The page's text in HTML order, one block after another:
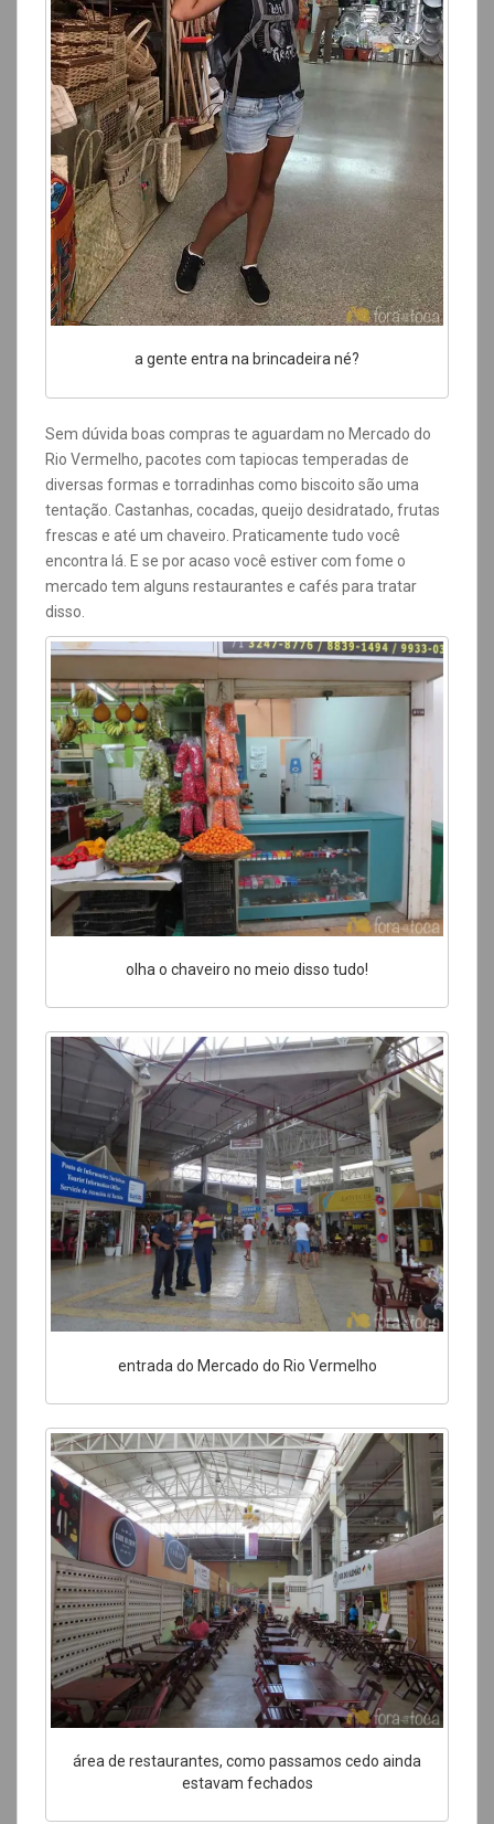
a gente entra na brincadeira né?
Sem dúvida boas compras te aguardam no Mercado do
Rio Vermelho, pacotes com tapiocas temperadas de
diversas formas e torradinhas como biscoito são uma
tentação. Castanhas, cocadas, queijo desidratado, frutas
frescas e até um chaveiro. Praticamente tudo você
encontra lá. E se por acaso você estiver com fome o
mercado tem alguns restaurantes e cafés para tratar
disso.
olha o chaveiro no meio disso tudo!
entrada do Mercado do Rio Vermelho
área de restaurantes, como passamos cedo ainda
estavam fechados